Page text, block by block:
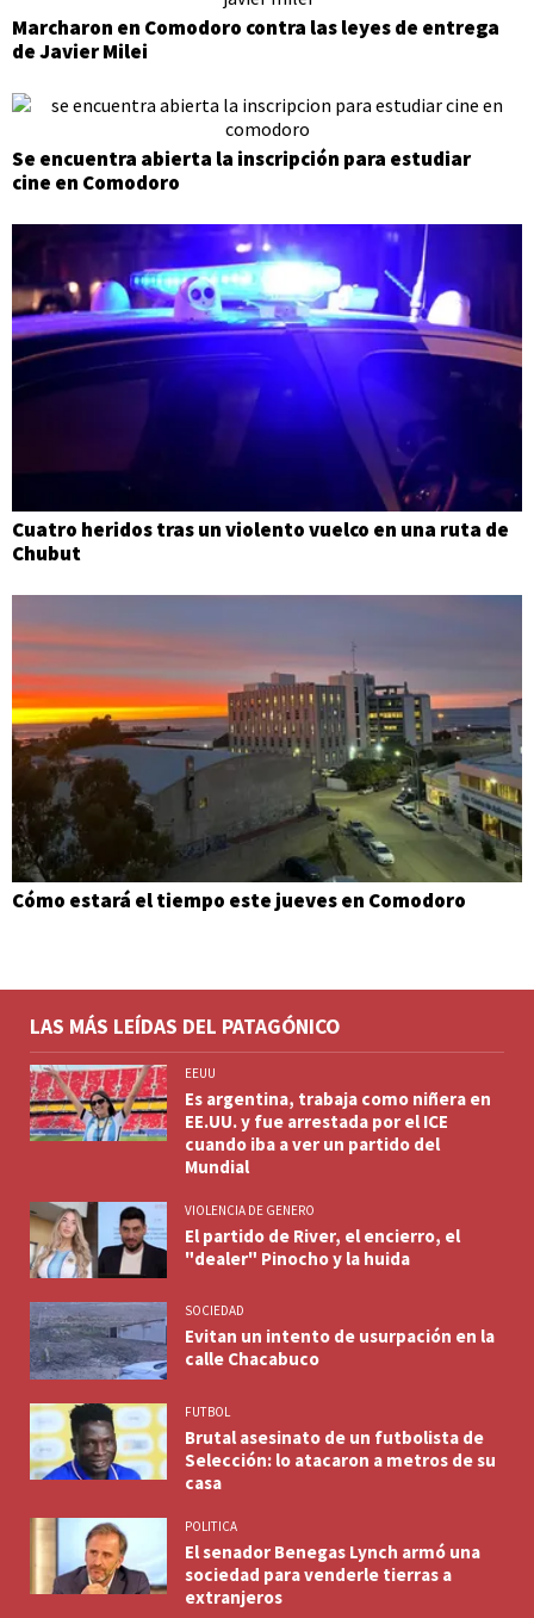
Marcharon en Comodoro contra las leyes de entrega
de Javier Milei
Se encuentra abierta la inscripción para estudiar
cine en Comodoro
Cuatro heridos tras un violento vuelco en una ruta de
Chubut
Cómo estará el tiempo este jueves en Comodoro
LAS MÁS LEÍDAS DEL PATAGÓNICO
EEUU
Es argentina, trabaja como niñera en
EE.UU. y fue arrestada por el ICE
cuando iba a ver un partido del
Mundial
VIOLENCIA DE GENERO
El partido de River, el encierro, el
"dealer" Pinocho y la huida
SOCIEDAD
Evitan un intento de usurpación en la
calle Chacabuco
FUTBOL
Brutal asesinato de un futbolista de
Selección: lo atacaron a metros de su
casa
POLITICA
El senador Benegas Lynch armó una
sociedad para venderle tierras a
extranjeros